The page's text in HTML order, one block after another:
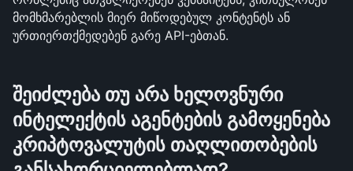
მომხმარებლის მიერ მიწოდებულ კონტენტს ან
ურთიერთქმედებენ გარე API-ებთან.
შეიძლება თუ არა ხელოვნური
ინტელექტის აგენტების გამოყენება
კრიპტოვალუტის თაღლითობების